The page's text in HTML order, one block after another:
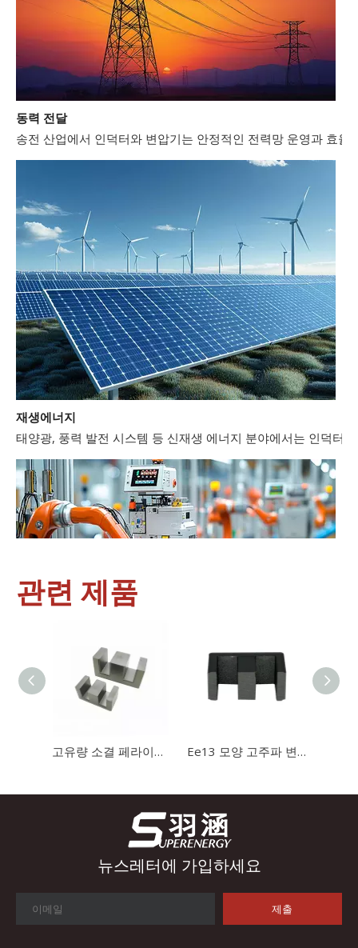
송전 산업에서 인덕터와 변압기는 안정적인 전력망 운영과 효
태양광, 풍력 발전 시스템 등 신재생 에너지 분야에서는 인덕
관련 제품
고유량 소결 페라이트 자석 Ee20 변압기 코어 Ee13 모양 고주파 변압기 자석 자기 코어
뉴스레터에 가입하세요
제출